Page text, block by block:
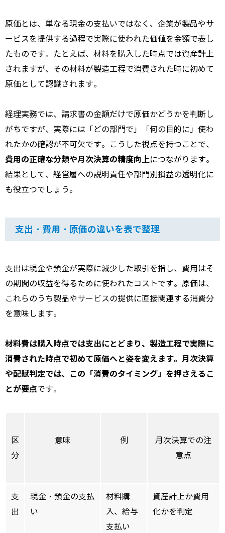
原価とは、単なる現金の支払いではなく、企業が製品やサ
ービスを提供する過程で実際に使われた価値を金額で表し
たものです。たとえば、材料を購入した時点では資産計上
されますが、その材料が製造工程で消費された時に初めて
原価として認識されます。
経理実務では、請求書の金額だけで原価かどうかを判断し
がちですが、実際には「どの部門で」「何の目的に」使わ
れたかの確認が不可欠です。こうした視点を持つことで、
費用の正確な分類や月次決算の精度向上につながります。
結果として、経営層への説明責任や部門別損益の透明化に
も役立つでしょう。
支出・費用・原価の違いを表で整理
支出は現金や預金が実際に減少した取引を指し、費用はそ
の期間の収益を得るために使われたコストです。原価は、
これらのうち製品やサービスの提供に直接関連する消費分
を意味します。
材料費は購入時点では支出にとどまり、製造工程で実際に
消費された時点で初めて原価へと姿を変えます。月次決算
や配賦判定では、この「消費のタイミング」を押さえるこ
とが要点です。
区
分
意味 例
月次決算での注
意点
支
出
現金・預金の支払
い
材料購
入、給与
支払い
資産計上か費用
化かを判定